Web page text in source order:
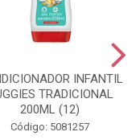
INFANTIL
TRADICIONAL
200ML (12)
Código: 5081257